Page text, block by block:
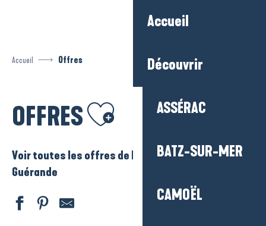
Accueil
Découvrir
ASSÉRAC
BATZ-SUR-MER
CAMOËL
Accueil Offres
OFFRES Ajouter aux favoris
Voir toutes les offres de La Baule – Presqu’ile de
Guérande